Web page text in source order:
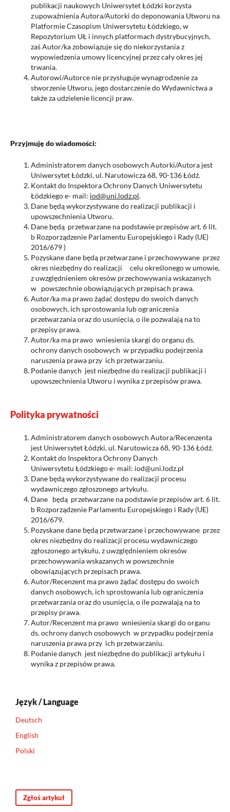
publikacji naukowych Uniwersytet Łódzki korzysta
z upoważnienia Autora/Autorki do deponowania Utworu na
Platformie Czasopism Uniwersytetu Łódzkiego, w
Repozytorium UŁ i innych platformach dystrybucyjnych,
zaś Autor/ka zobowiązuje się do niekorzystania z
wypowiedzenia umowy licencyjnej przez cały okres jej
trwania.
Autorowi/Autorce nie przysługuje wynagrodzenie za
stworzenie Utworu, jego dostarczenie do Wydawnictwa a
także za udzielenie licencji praw.
Przyjmuję do wiadomości:
Administratorem danych osobowych Autorki/Autora jest
Uniwersytet Łódzki, ul. Narutowicza 68, 90-136 Łódź.
Kontakt do Inspektora Ochrony Danych Uniwersytetu
Łódzkiego e- mail: iod@uni.lodz.pl.
Dane będą wykorzystywane do realizacji publikacji i
upowszechnienia Utworu.
Dane będą przetwarzane na podstawie przepisów art. 6 lit.
b Rozporządzenie Parlamentu Europejskiego i Rady (UE)
2016/679 )
Pozyskane dane będą przetwarzane i przechowywane przez
okres niezbędny do realizacji celu określonego w umowie,
z uwzględnieniem okresów przechowywania wskazanych
w powszechnie obowiązujących przepisach prawa.
Autor/ka ma prawo żądać dostępu do swoich danych
osobowych, ich sprostowania lub ograniczenia
przetwarzania oraz do usunięcia, o ile pozwalają na to
przepisy prawa.
Autor/ka ma prawo wniesienia skargi do organu ds.
ochrony danych osobowych w przypadku podejrzenia
naruszenia prawa przy ich przetwarzaniu.
Podanie danych jest niezbędne do realizacji publikacji i
upowszechnienia Utworu i wynika z przepisów prawa.
Polityka prywatności
Administratorem danych osobowych Autora/Recenzenta
jest Uniwersytet Łódzki, ul. Narutowicza 68, 90-136 Łódź.
Kontakt do Inspektora Ochrony Danych
Uniwersytetu Łódzkiego e- mail: iod@uni.lodz.pl
Dane będą wykorzystywane do realizacji procesu
wydawniczego zgłoszonego artykułu.
Dane będą przetwarzane na podstawie przepisów art. 6 lit.
b Rozporządzenie Parlamentu Europejskiego i Rady (UE)
2016/679.
Pozyskane dane będą przetwarzane i przechowywane przez
okres niezbędny do realizacji procesu wydawniczego
zgłoszonego artykułu, z uwzględnieniem okresów
przechowywania wskazanych w powszechnie
obowiązujących przepisach prawa.
Autor/Recenzent ma prawo żądać dostępu do swoich
danych osobowych, ich sprostowania lub ograniczenia
przetwarzania oraz do usunięcia, o ile pozwalają na to
przepisy prawa.
Autor/Recenzent ma prawo wniesienia skargi do organu
ds. ochrony danych osobowych w przypadku podejrzenia
naruszenia prawa przy ich przetwarzaniu.
Podanie danych jest niezbędne do publikacji artykułu i
wynika z przepisów prawa.
Język / Language
Deutsch
English
Polski
Zgłoś artykuł